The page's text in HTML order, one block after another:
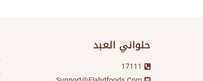
حلواني العبد
17111